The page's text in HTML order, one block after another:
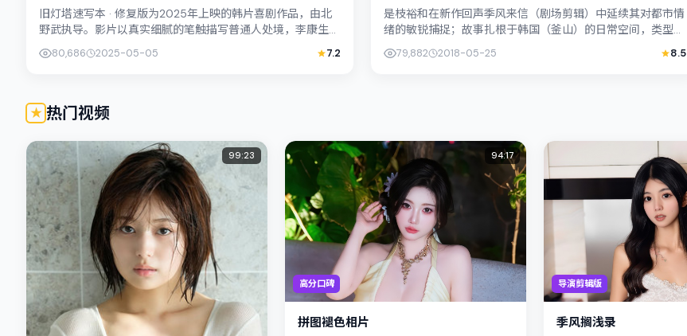
旧灯塔速写本 · 修复版为2025年上映的韩片喜剧作品，由北
野武执导。影片以真实细腻的笔触描写普通人处境，李康生与
松坂桃李的对手戏张力十足，情节...
80,686 2025-05-05 7.2
是枝裕和在新作回声季风来信（剧场剪辑）中延续其对都市情
绪的敏锐捕捉；故事扎根于韩国（釜山）的日常空间，类型定
位为爱情。主演许光汉、胡歌以克制表演...
79,882 2018-05-25 8.5
热门视频
99:23
高分口碑
94:17
拼图褪色相片
导演剪辑版
季风搁浅录